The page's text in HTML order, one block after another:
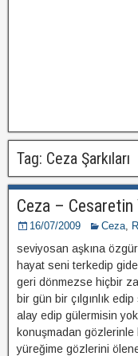
Tag: Ceza Şarkıları
Ceza –
16/07/2009 Ceza,
seviyosan aşkına
hayat seni terkedip
geri dönmezse hiçbir
bir gün bir çılgınlık
alay edip gülermisin
konuşmadan
yüreğime gözlerini